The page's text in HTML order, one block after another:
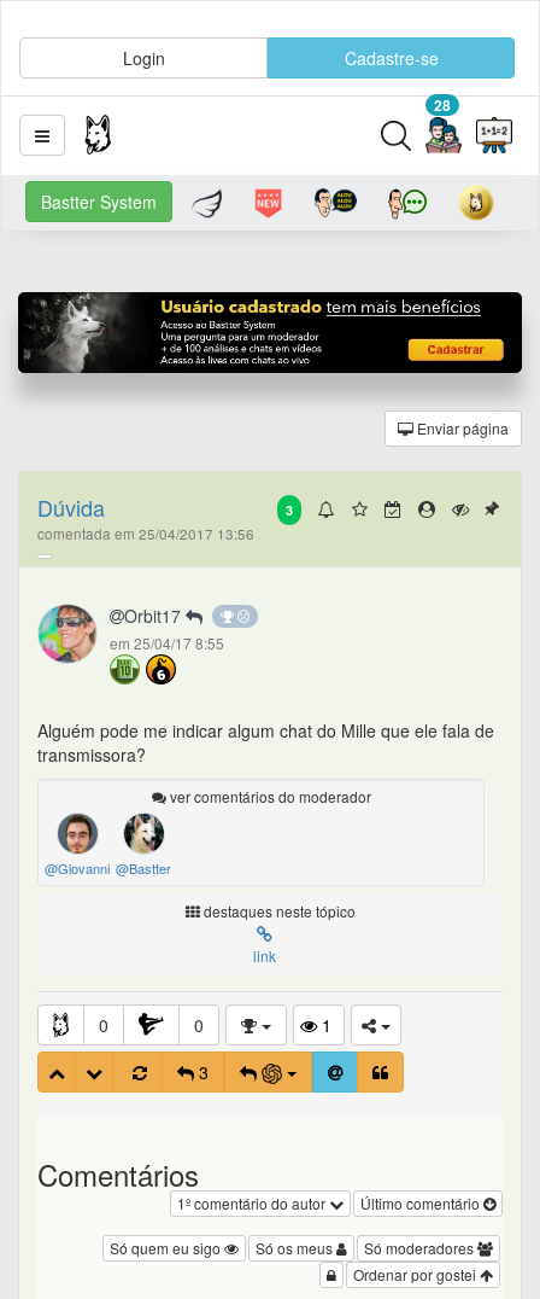
Login Cadastre-se
28
Bastter System
Enviar página
3
Dúvida
comentada em 25/04/2017 13:56
Orbit17
em 25/04/17 8:55
Alguém pode me indicar algum chat do Mille que ele fala de
transmissora?
ver comentários do moderador
@Giovanni @Bastter
destaques neste tópico
link
0 0
1
3
Comentários
Último comentário
1º comentário do autor
Só moderadores
Só os meus
Só quem eu sigo
Ordenar por gostei